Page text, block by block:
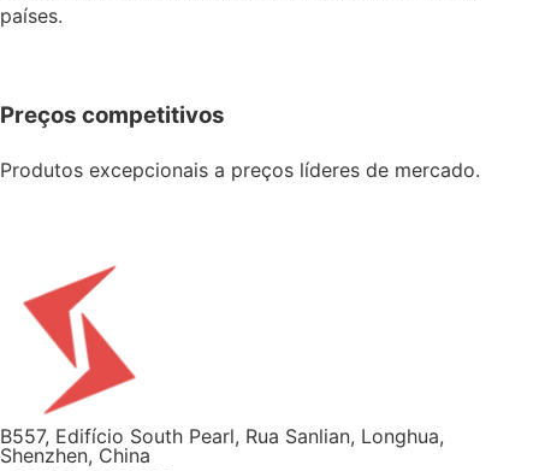
países.
Preços competitivos
Produtos excepcionais a preços líderes de mercado.
B557, Edifício South Pearl, Rua Sanlian, Longhua,
Shenzhen, China